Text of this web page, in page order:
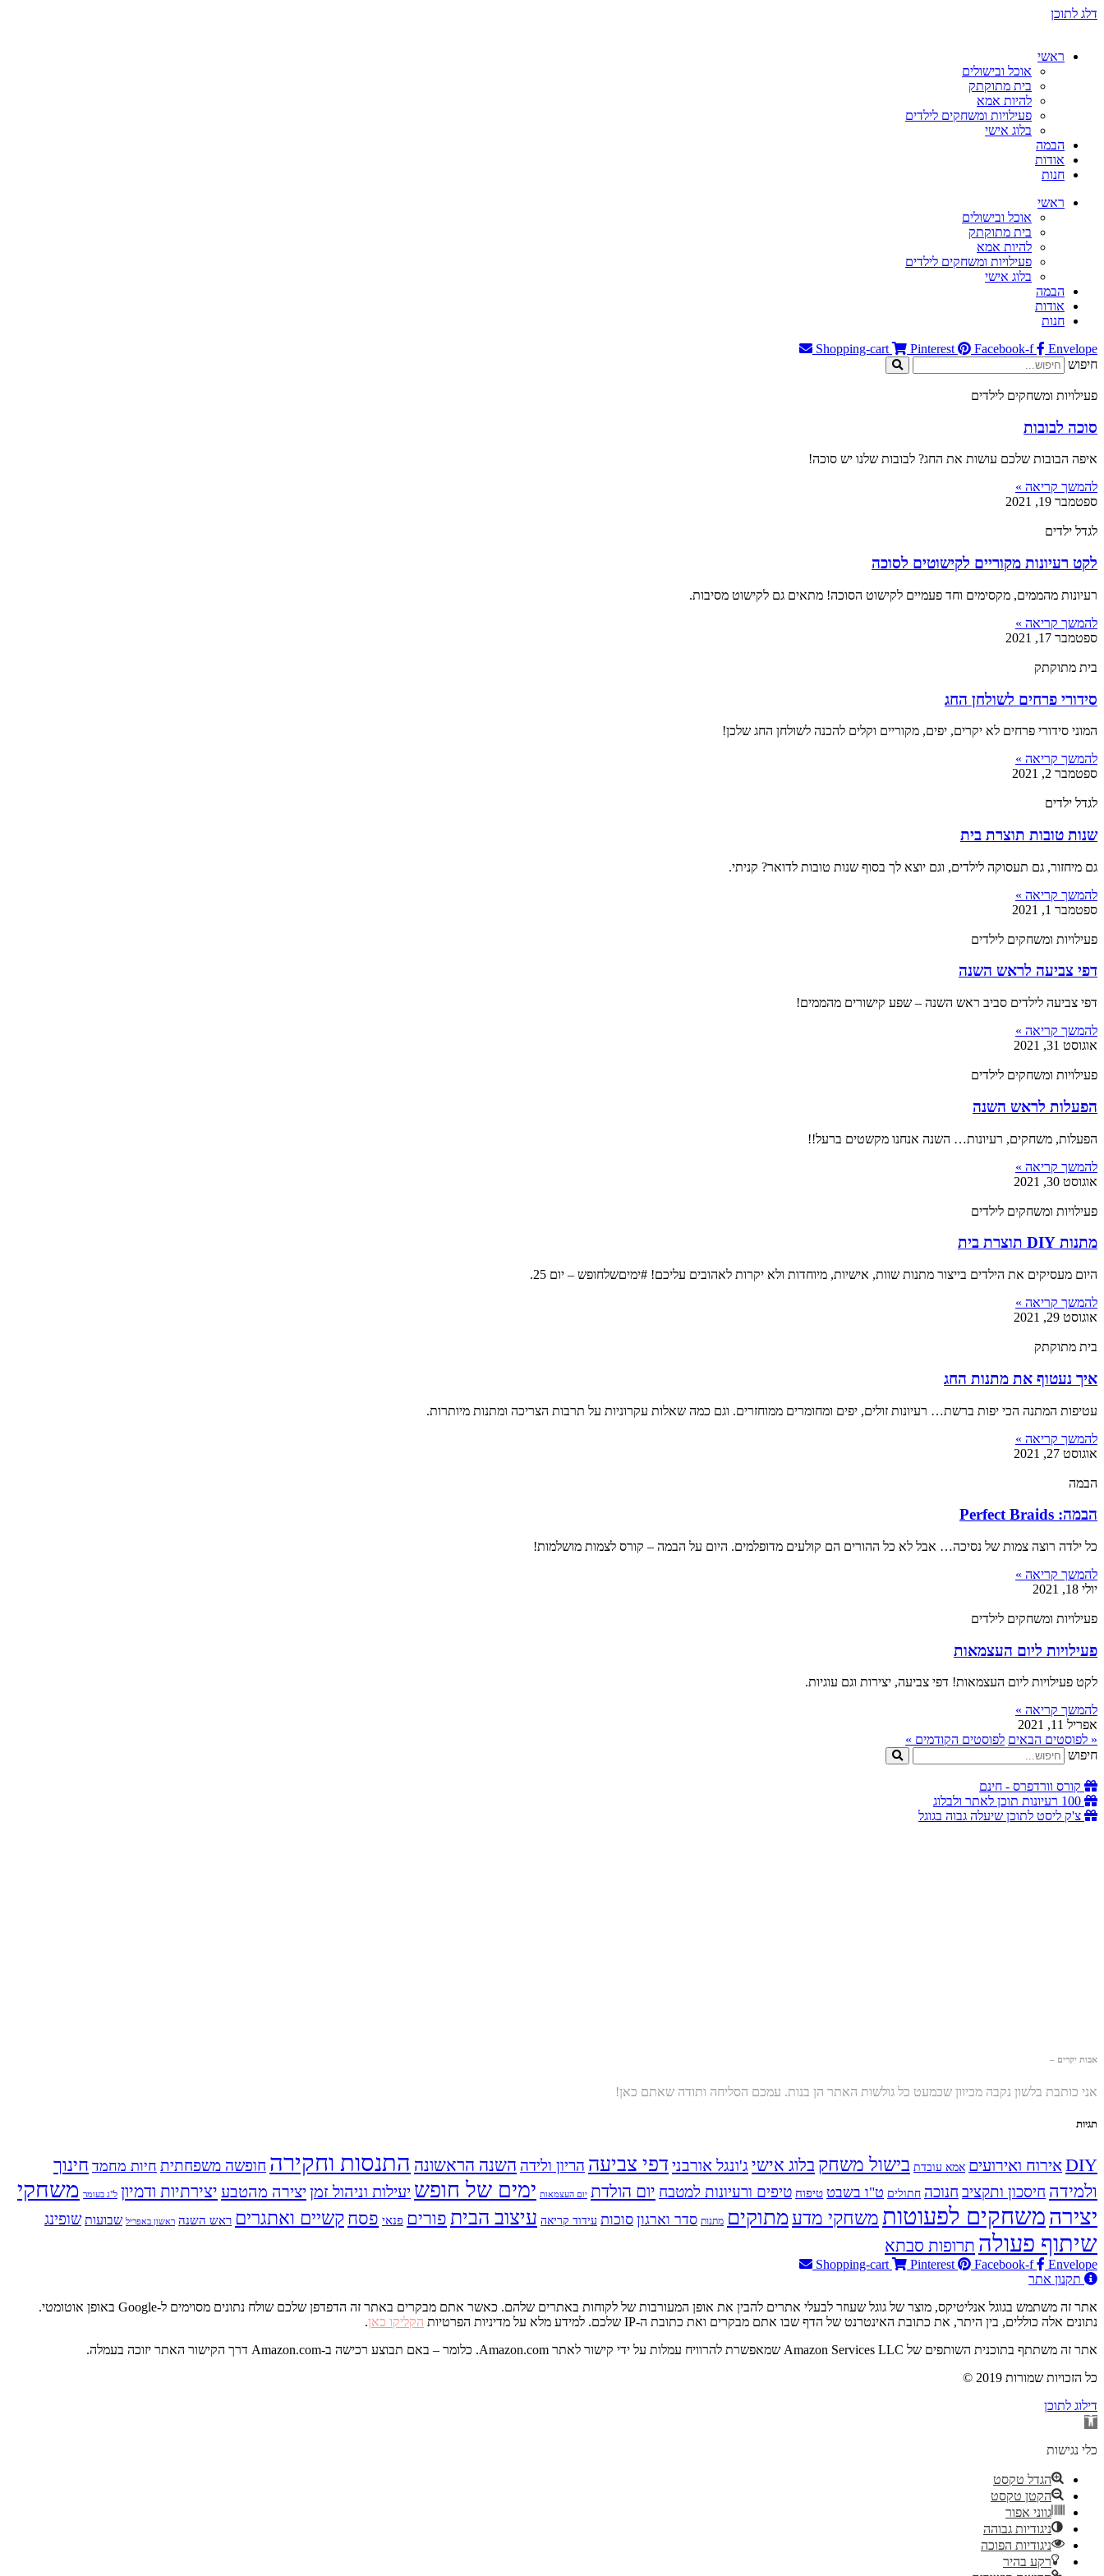
דלג לתוכן
ראשי
אוכל ובישולים
בית מתוקתק
להיות אמא
פעילויות ומשחקים לילדים
בלוג אישי
הבמה
אודות
חנות
ראשי
אוכל ובישולים
בית מתוקתק
להיות אמא
פעילויות ומשחקים לילדים
בלוג אישי
הבמה
אודות
חנות
Shopping-cart
Pinterest Facebook-f
Envelope
חיפוש
פעילויות ומשחקים לילדים
סוכה לבובות
איפה הבובות שלכם עושות את החג? לבובות שלנו יש סוכה!
להמשך קריאה »
ספטמבר 19, 2021
לגדל ילדים
לקט רעיונות מקוריים לקישוטים לסוכה
רעיונות מהממים, מקסימים וחד פעמיים לקישוט הסוכה! מתאים גם לקישוט מסיבות.
להמשך קריאה »
ספטמבר 17, 2021
בית מתוקתק
סידורי פרחים לשולחן החג
המוני סידורי פרחים לא יקרים, יפים, מקוריים וקלים להכנה לשולחן החג שלכן!
להמשך קריאה »
ספטמבר 2, 2021
לגדל ילדים
שנות טובות תוצרת בית
גם מיחזור, גם תעסוקה לילדים, וגם יוצא לך בסוף שנות טובות לדואר? קניתי.
להמשך קריאה »
ספטמבר 1, 2021
פעילויות ומשחקים לילדים
דפי צביעה לראש השנה
דפי צביעה לילדים סביב ראש השנה – שפע קישורים מהממים!
להמשך קריאה »
אוגוסט 31, 2021
פעילויות ומשחקים לילדים
הפעלות לראש השנה
הפעלות, משחקים, רעיונות… השנה אנחנו מקשטים ברעל!!
להמשך קריאה »
אוגוסט 30, 2021
פעילויות ומשחקים לילדים
מתנות DIY תוצרת בית
היום מעסיקים את הילדים בייצור מתנות שוות, אישיות, מיוחדות ולא יקרות לאהובים עליכם! #ימיםשלחופש – יום 25.
להמשך קריאה »
אוגוסט 29, 2021
בית מתוקתק
איך נעטוף את מתנות החג
עטיפות המתנה הכי יפות ברשת… רעיונות זולים, יפים ומחומרים ממוחזרים. וגם כמה שאלות עקרוניות על תרבות הצריכה ומתנות מיותרות.
להמשך קריאה »
אוגוסט 27, 2021
הבמה
הבמה: Perfect Braids
כל ילדה רוצה צמות של נסיכה… אבל לא כל ההורים הם קולעים מדופלמים. היום על הבמה – קורס לצמות מושלמות!
להמשך קריאה »
יולי 18, 2021
פעילויות ומשחקים לילדים
פעילויות ליום העצמאות
לקט פעילויות ליום העצמאות! דפי צביעה, יצירות וגם עוגיות.
להמשך קריאה »
אפריל 11, 2021
« לפוסטים הבאים לפוסטים הקודמים »
חיפוש
קורס וורדפרס - חינם
100 רעיונות תוכן לאתר ולבלוג
צ'ק ליסט לתוכן שיעלה גבוה בגוגל
אבות יקרים –
אני כותבת בלשון נקבה מכיוון שכמעט כל גולשות האתר הן בנות. עמכם הסליחה ותודה שאתם כאן!
תגיות
DIYאירוח ואירועים אמא עובדת בישול משחק בלוג אישי ג'ונגל אורבני דפי צביעה הריון ולידה השנה הראשונה התנסות וחקירה חופשה משפחתית חיות מחמד חינוך
ולמידה חיסכון ותקציב חנוכה חתולים ט"ו בשבט טיפוח טיפים ורעיונות למטבח יום הולדת יום העצמאות ימים של חופש יעילות וניהול זמן יצירה מהטבע יצירתיות ודמיון ל"ג בעומר משחקי
יצירהמשחקים לפעוטות משחקי מדע מתוקים מתנות סדר וארגון סוכות עידוד קריאה עיצוב הבית פורים פנאי פסח קשיים ואתגרים ראש השנה ראשון באפריל שבועות שופינג
שיתוף פעולה תרופות סבתא
Shopping-cart Pinterest Facebook-f
Envelope
תקנון אתר
אתר זה משתמש בגוגל אנליטיקס, מוצר של גוגל שעוזר לבעלי אתרים להבין את אופן המעורבות של לקוחות באתרים שלהם. כאשר אתם מבקרים באתר זה הדפדפן שלכם שולח נתונים מסוימים ל-Google באופן אוטומטי.
נתונים אלה כוללים, בין היתר, את כתובת האינטרנט של הדף שבו אתם מבקרים ואת כתובת ה-IP שלכם. למידע מלא על מדיניות הפרטיות
הקליקו כאן.
אתר זה משתתף בתוכנית השותפים של Amazon Services LLC שמאפשרת להרוויח עמלות על ידי קישור לאתר Amazon.com. כלומר – באם תבוצע רכישה ב-Amazon.com דרך הקישור האתר יזוכה בעמלה.
© 2019 כל הזכויות שמורות
דילוג לתוכן
פתח
נגישות
כלי נגישות
הגדל טקסט
הקטן טקסט
גווני אפור
ניגודיות גבוהה
ניגודיות הפוכה
רקע בהיר